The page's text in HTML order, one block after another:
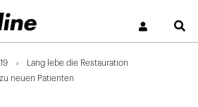
Lang lebe die Restauration
neuen Patienten